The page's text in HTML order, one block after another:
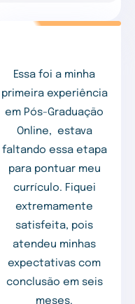
Essa foi a minha
primeira experiência
em Pós-Graduação
Online, estava
faltando essa etapa
para pontuar meu
currículo. Fiquei
extremamente
satisfeita, pois
atendeu minhas
expectativas com
conclusão em seis
meses.